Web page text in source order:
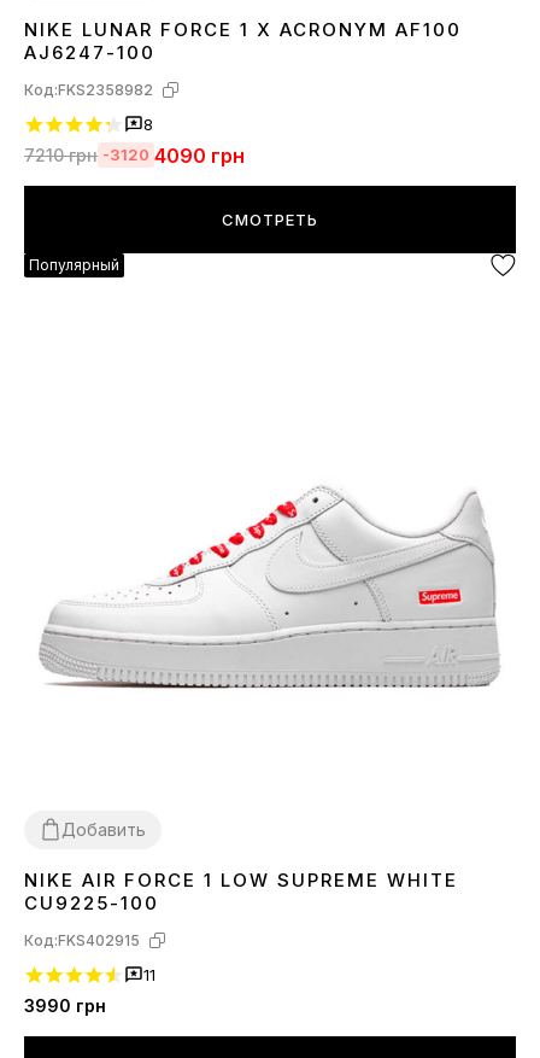
3637 38394041 42434445
NIKE LUNAR FORCE 1 X ACRONYM AF100
AJ6247-100
Код:FKS2358982
8
7210грн -3120 4090 грн
СМОТРЕТЬ
Популярный
Добавить
3637 38 39 40414344
NIKE AIR FORCE 1 LOW SUPREME WHITE
CU9225-100
Код:FKS402915
11
3990 грн